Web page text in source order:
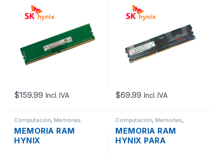
XN DDR4 8GB 1RX8
PC4-25600
3200MHZ ECC
UNBUFFERED
$159.99 Incl. IVA
DDR3 4GB 2RX4 PC3-
10600R 1333MHZ
ECC REGISTERED
$69.99 Incl. IVA
Computación, Memorias
MEMORIA RAM
HYNIX
Computación, Memorias,
MEMORIA RAM
HYNIX PARA